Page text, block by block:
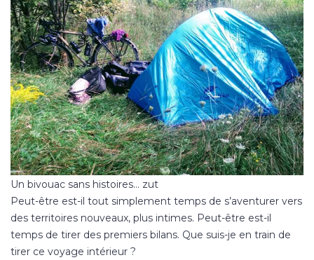
Un bivouac sans histoires… zut
Peut-être est-il tout simplement temps de s’aventurer vers
des territoires nouveaux, plus intimes. Peut-être est-il
temps de tirer des premiers bilans. Que suis-je en train de
tirer ce voyage intérieur ?